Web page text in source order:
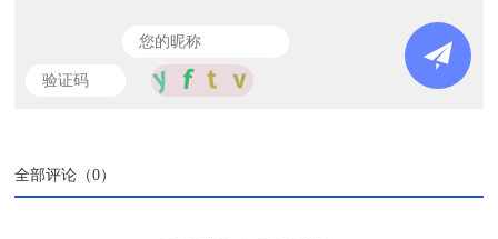
全部评论（0）